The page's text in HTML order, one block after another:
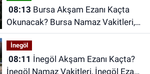
08:13
Okunacak? Bursa Namaz Vakitleri,
Bursa Ezan Saatleri | 10 Ağustos
2026 Pazartesi
İnegöl
08:11
İnegöl Namaz Vakitleri, İnegöl Ezan